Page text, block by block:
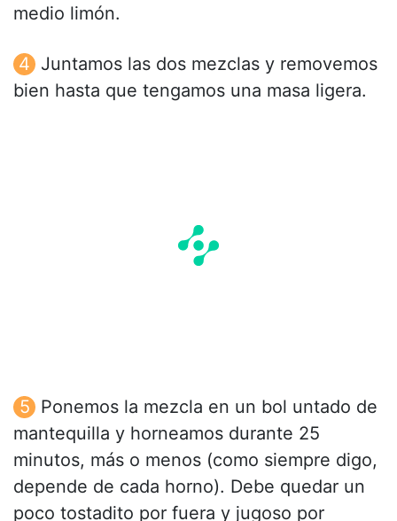
medio limón.
Juntamos las dos mezclas y removemos
bien hasta que tengamos una masa ligera.
Ponemos la mezcla en un bol untado de
mantequilla y horneamos durante 25
minutos, más o menos (como siempre digo,
depende de cada horno). Debe quedar un
poco tostadito por fuera y jugoso por